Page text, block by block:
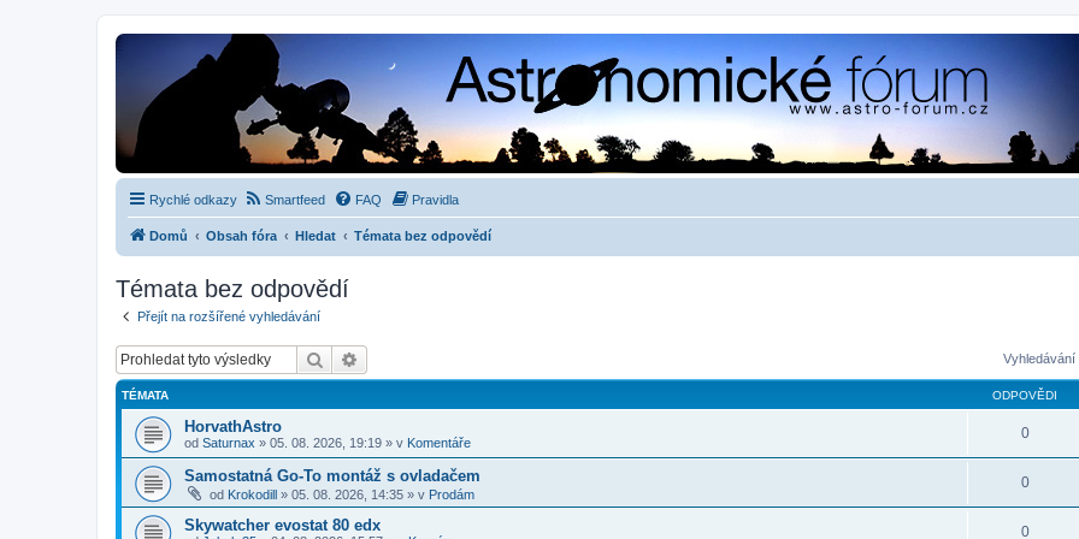
Rychlé odkazy Smartfeed FAQ Pravidla
Domů Obsah fóra Hledat Témata bez odpovědí
Témata bez odpovědí
Přejít na rozšířené vyhledávání
Hledat Vyhledávání
TÉMATA ODPOVĚDI
HorvathAstro
od Saturnax » 05. 08. 2026, 19:19 » v Komentáře
0
Samostatná Go-To montáž s ovladačem
od Krokodill » 05. 08. 2026, 14:35 » v Prodám
0
Skywatcher evostat 80 edx 0